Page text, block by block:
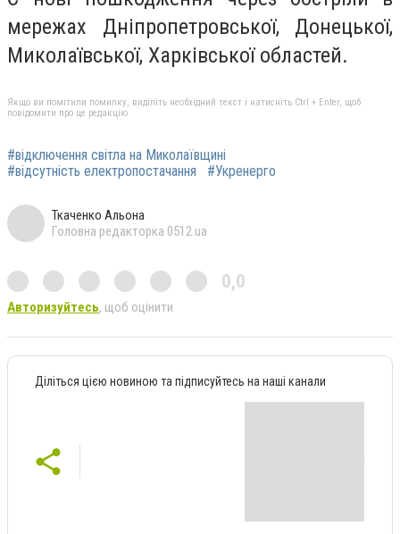
мережах Дніпропетровської, Донецької,
Миколаївської, Харківської областей.
Якщо ви помітили помилку, виділіть необхідний текст і натисніть Ctrl + Enter, щоб
повідомити про це редакцію
#відключення світла на Миколаївщині
#відсутність електропостачання
#Укренерго
Ткаченко Альона
Головна редакторка 0512.ua
0,0
Авторизуйтесь, щоб оцінити
Діліться цією новиною та підписуйтесь на наші канали